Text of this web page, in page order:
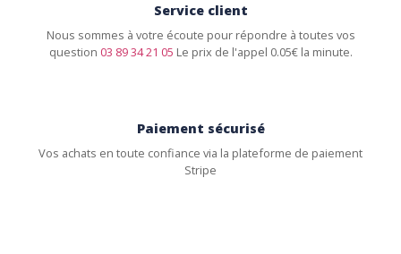
Service client
Nous sommes à votre écoute pour répondre à toutes vos
question 03 89 34 21 05 Le prix de l'appel 0.05€ la minute.
Paiement sécurisé
Vos achats en toute confiance via la plateforme de paiement
Stripe